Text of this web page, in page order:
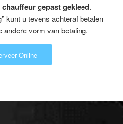
gepast gekleed.
kunt u tevens achteraf betalen
andere vorm van betaling.
Online